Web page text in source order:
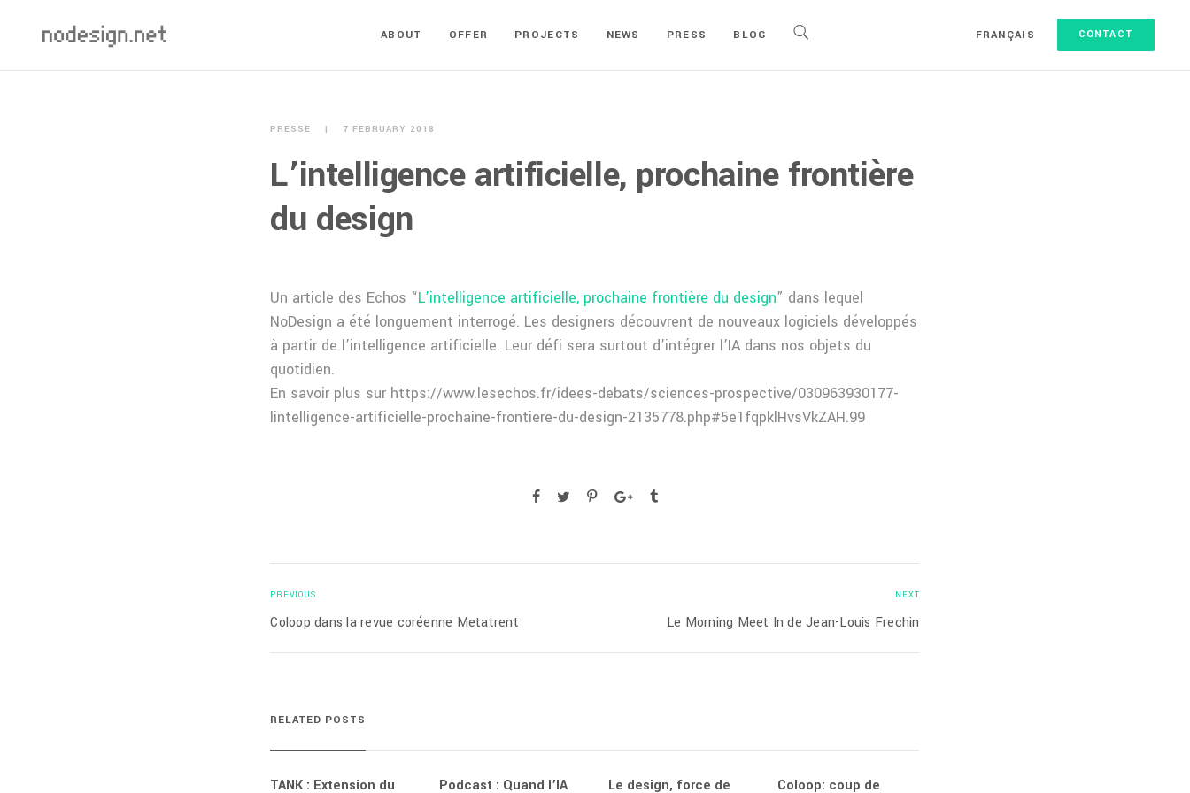
CONTACT
ABOUT OFFER PROJECTS NEWS PRESS BLOG FRANÇAIS
PRESSE 7 FEBRUARY 2018
L’intelligence artificielle, prochaine frontière
du design
Un article des Echos “L’intelligence artificielle, prochaine frontière du design” dans lequel
NoDesign a été longuement interrogé. Les designers découvrent de nouveaux logiciels développés
à partir de l’intelligence artificielle. Leur défi sera surtout d’intégrer l’IA dans nos objets du
quotidien.
En savoir plus sur https://www.lesechos.fr/idees-debats/sciences-prospective/030963930177-
lintelligence-artificielle-prochaine-frontiere-du-design-2135778.php#5e1fqpklHvsVkZAH.99
PREVIOUS
Coloop dans la revue coréenne Metatrent
NEXT
Le Morning Meet In de Jean-Louis Frechin
RELATED POSTS
TANK : Extension du Podcast : Quand l’IA Le design, force de Coloop: coup de